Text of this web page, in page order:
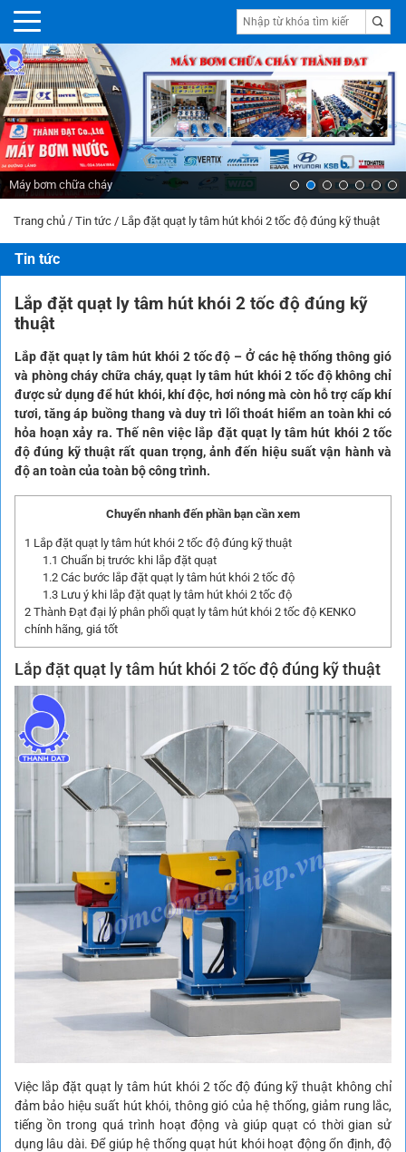
Máy bơm chữa cháy
Trang chủ / Tin tức / Lắp đặt quạt ly tâm hút khói 2 tốc độ đúng kỹ thuật
Tin tức
Lắp đặt quạt ly tâm hút khói 2 tốc độ đúng kỹ
thuật
Lắp đặt quạt ly tâm hút khói 2 tốc độ – Ở các hệ thống thông gió
và phòng cháy chữa cháy, quạt ly tâm hút khói 2 tốc độ không chỉ
được sử dụng để hút khói, khí độc, hơi nóng mà còn hỗ trợ cấp khí
tươi, tăng áp buồng thang và duy trì lối thoát hiểm an toàn khi có
hỏa hoạn xảy ra. Thế nên việc lắp đặt quạt ly tâm hút khói 2 tốc
độ đúng kỹ thuật rất quan trọng, ảnh đến hiệu suất vận hành và
độ an toàn của toàn bộ công trình.
Chuyển nhanh đến phần bạn cần xem
1 Lắp đặt quạt ly tâm hút khói 2 tốc độ đúng kỹ thuật
1.1 Chuẩn bị trước khi lắp đặt quạt
1.2Các bước lắp đặt quạt ly tâm hút khói 2 tốc độ
1.3Lưu ý khi lắp đặt quạt ly tâm hút khói 2 tốc độ
2 Thành Đạt đại lý phân phối quạt ly tâm hút khói 2 tốc độ KENKO
chính hãng, giá tốt
Lắp đặtquạt ly tâm hút khói 2 tốc độđúng kỹ thuật
Việc lắp đặt quạt ly tâm hút khói 2 tốc độ đúng kỹ thuật không chỉ
đảm bảo hiệu suất hút khói, thông gió của hệ thống, giảm rung lắc,
tiếng ồn trong quá trình hoạt động và giúp quạt có thời gian sử
dụng lâu dài. Để giúp hệ thống quạt hút khói hoạt động ổn định, độ